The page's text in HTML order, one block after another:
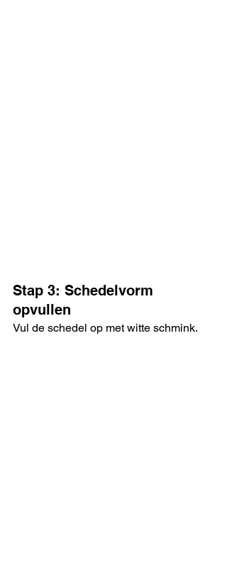
Stap 3: Schedelvorm
opvullen
Vul de schedel op met witte schmink.